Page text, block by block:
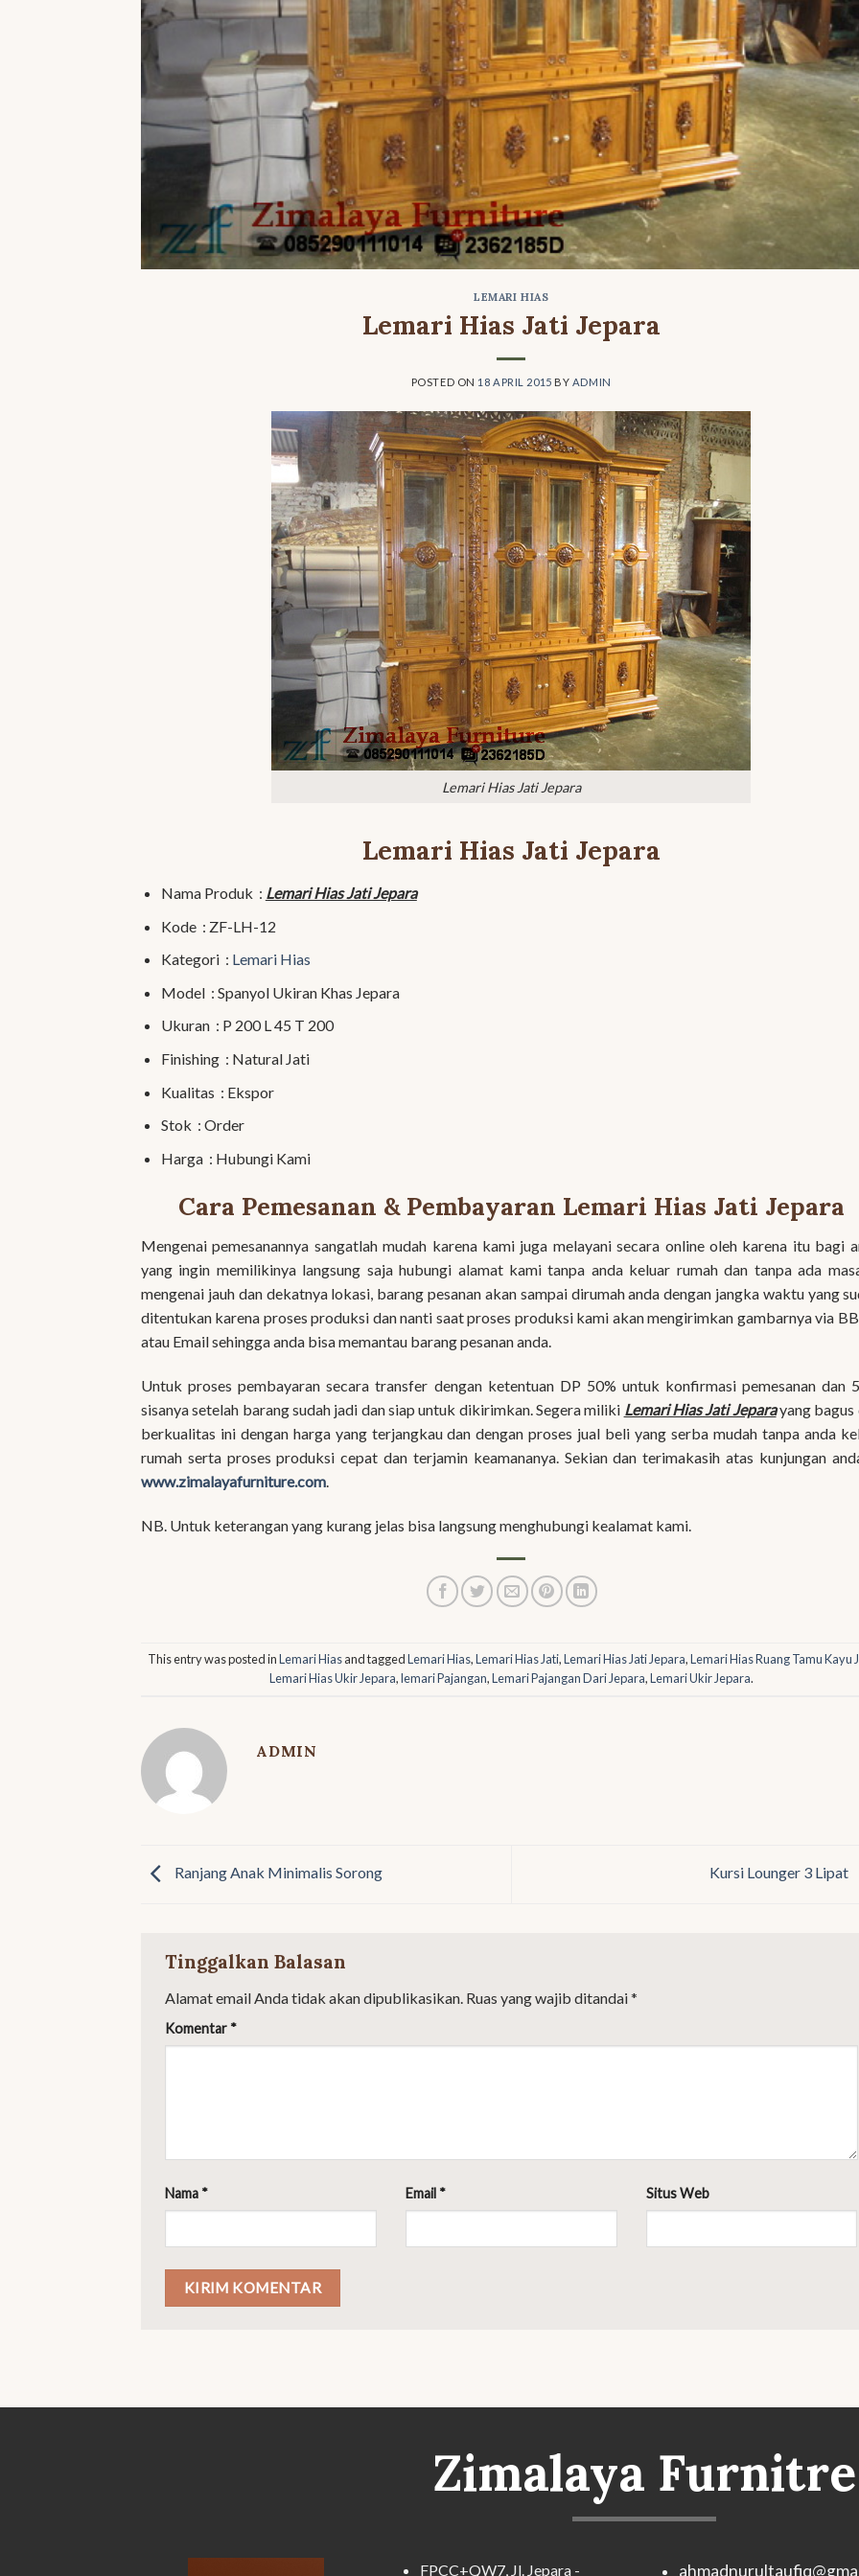
LEMARI HIAS
Lemari Hias Jati Jepara
POSTED ON 18 APRIL 2015 BY ADMIN
Lemari Hias Jati Jepara
Lemari Hias Jati Jepara
Nama Produk : Lemari Hias Jati Jepara
Kode : ZF-LH-12
Kategori : Lemari Hias
Model : Spanyol Ukiran Khas Jepara
Ukuran : P 200 L 45 T 200
Finishing : Natural Jati
Kualitas : Ekspor
Stok : Order
Harga : Hubungi Kami
Cara Pemesanan & Pembayaran Lemari Hias Jati Jepara
Mengenai pemesanannya sangatlah mudah karena kami juga melayani secara online oleh karena itu bagi
yang ingin memilikinya langsung saja hubungi alamat kami tanpa anda keluar rumah dan tanpa ada
mengenai jauh dan dekatnya lokasi, barang pesanan akan sampai dirumah anda dengan jangka waktu yang
ditentukan karena proses produksi dan nanti saat proses produksi kami akan mengirimkan gambarnya via
atau Email sehingga anda bisa memantau barang pesanan anda.
Untuk proses pembayaran secara transfer dengan ketentuan DP 50% untuk konfirmasi pemesanan dan
sisanya setelah barang sudah jadi dan siap untuk dikirimkan. Segera miliki Lemari Hias Jati Jeparayang bagus
berkualitas ini dengan harga yang terjangkau dan dengan proses jual beli yang serba mudah tanpa anda
rumah serta proses produksi cepat dan terjamin keamananya. Sekian dan terimakasih atas kunjungan
www.zimalayafurniture.com.
NB. Untuk keterangan yang kurang jelas bisa langsung menghubungi kealamat kami.
This entry was posted inLemari Hiasand taggedLemari Hias,Lemari Hias Jati,Lemari Hias Jati Jepara,Lemari Hias Ruang Tamu Kayu
Lemari Hias Ukir Jepara,lemari Pajangan,Lemari Pajangan Dari Jepara,Lemari Ukir Jepara.
ADMIN
Ranjang Anak Minimalis Sorong Kursi Lounger 3 Lipat
Tinggalkan Balasan
Alamat email Anda tidak akan dipublikasikan. Ruas yang wajib ditandai*
Komentar *
Nama * Email * Situs Web
Zimalaya Furnitre
FPCC+QW7, Jl. Jepara -